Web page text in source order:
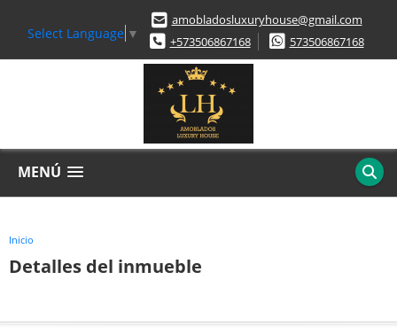
Select Language ▼
amobladosluxuryhouse@gmail.com
+573506867168
573506867168
MENÚ
Inicio
Detalles del inmueble